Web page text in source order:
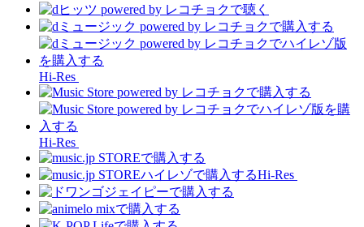
Hi-Res
Hi-Res
Hi-Res